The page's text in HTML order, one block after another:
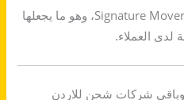
جميع هذه المعايير متوفرة في Signature Movers، وهو ما يجعلها
لدى العملاء.